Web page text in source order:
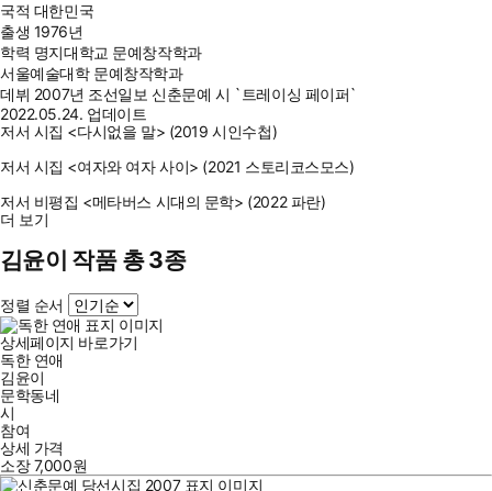
국적 대한민국
출생 1976년
학력 명지대학교 문예창작학과
서울예술대학 문예창작학과
데뷔 2007년 조선일보 신춘문예 시 `트레이싱 페이퍼`
2022.05.24. 업데이트
저서 시집 <다시없을 말> (2019 시인수첩)
저서 시집 <여자와 여자 사이> (2021 스토리코스모스)
저서 비평집 <메타버스 시대의 문학> (2022 파란)
더 보기
김윤이 작품 총 3종
정렬 순서
상세페이지 바로가기
독한 연애
김윤이
문학동네
시
참여
상세 가격
소장7,000원